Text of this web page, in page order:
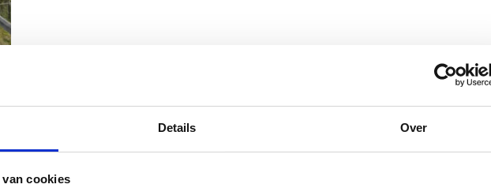
Details Over
cookies
DIT HEMA BUITENSPEELGOED VEROVERT DEZE
NEDERLANDSE TUINEN